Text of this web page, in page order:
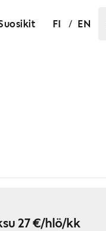
FI / EN
27 €/hlö/kk